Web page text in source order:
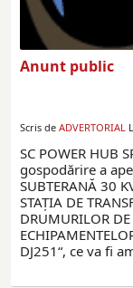
Anunt public
Scris de ADVERTORIAL
SC POWER HUB
gospodărire a
SUBTERANĂ 30
STAȚIA DE
DRUMURILOR DE
DJ251“, ce va fi